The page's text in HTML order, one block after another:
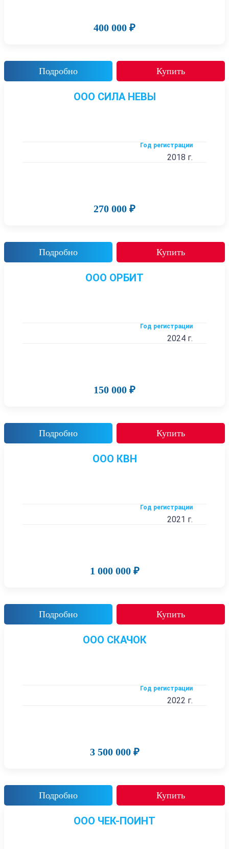
400 000 ₽
Подробно Купить
ООО СИЛА НЕВЫ
Год регистрации
2018 г.
270 000 ₽
Подробно Купить
ООО ОРБИТ
Год регистрации
2024 г.
150 000 ₽
Подробно Купить
ООО КВН
Год регистрации
2021 г.
1 000 000 ₽
Подробно Купить
ООО СКАЧОК
Год регистрации
2022 г.
3 500 000 ₽
Подробно Купить
ООО ЧЕК-ПОИНТ